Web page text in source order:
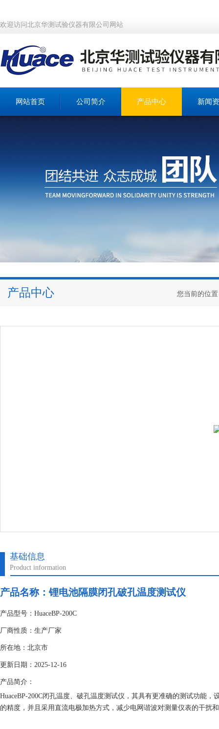
欢迎访问北京华测试验仪器有限公司网站
网站首页 公司简介 产品中心 新闻
产品中心 您当前的位
基础信息
Product information
产品名称： 锂电池隔膜闭孔破孔温度测试仪
产品型号：HuaceBP-200C
厂商性质：生产厂家
所在地：北京市
更新日期：2025-12-16
产品简介：
HuaceBP-200C闭孔温度、破孔温度测试仪，其具有更准确的测试功能
的精度，并且采用直流电极加热方式，减少电网谐波对测量仪表的干扰